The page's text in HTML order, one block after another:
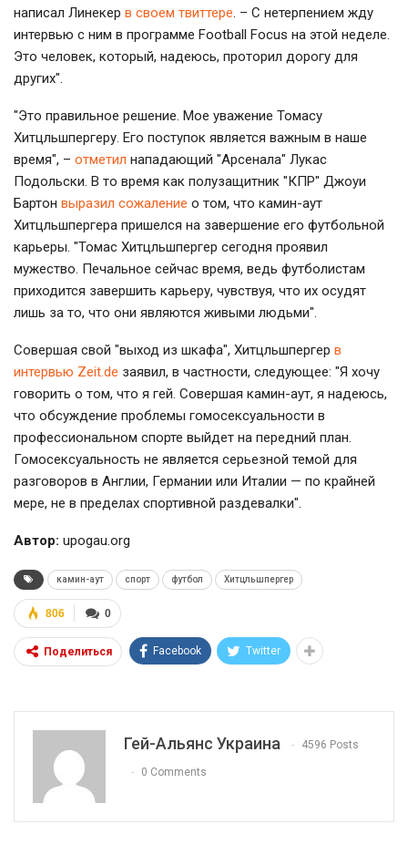
написал Линекер в своем твиттере . – С нетерпением жду
интервью с ним в программе Football Focus на этой неделе.
Это человек, который, надеюсь, проторил дорогу для
других".
"Это правильное решение. Мое уважение Томасу
Хитцльшпергеру. Его поступок является важным в наше
время", – отметил нападающий "Арсенала" Лукас
Подольски. В то время как полузащитник "КПР" Джоуи
Бартон выразил сожаление о том, что камин-аут
Хитцльшпергера пришелся на завершение его футбольной
карьеры. "Томас Хитцльшпергер сегодня проявил
мужество. Печальное сейчас время, ведь футболистам
приходится завершить карьеру, чувствуя, что их осудят
лишь за то, что они являются живыми людьми".
Совершая свой "выход из шкафа", Хитцльшпергер в
интервью Zeit.de заявил, в частности, следующее: "Я хочу
говорить о том, что я гей. Совершая камин-аут, я надеюсь,
что обсуждение проблемы гомосексуальности в
профессиональном спорте выйдет на передний план.
Гомосексуальность не является серьезной темой для
разговоров в Англии, Германии или Италии — по крайней
мере, не в пределах спортивной раздевалки".
Автор: upogau.org
камин-аут спорт футбол Хитцльшпергер
0
806
Поделиться Facebook Twitter
Гей-Альянс Украина 4596 Posts
0 Comments